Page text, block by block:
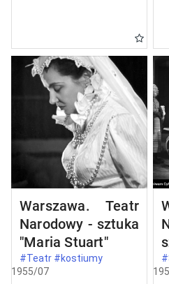
Warszawa. Teatr
Narodowy - sztuka
"Maria Stuart"
#Teatr #kostiumy
1955/07